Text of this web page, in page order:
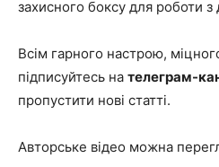
захисного боксу для роботи
Всім гарного настрою,
підписуйтесь на телеграм-
пропустити нові статті.
Авторське відео можна